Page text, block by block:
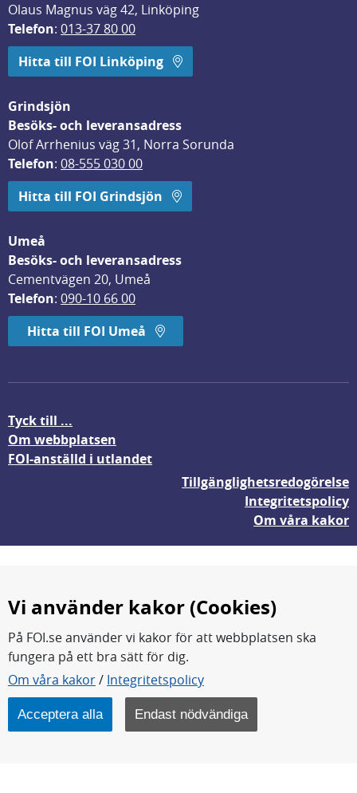
Olaus Magnus väg 42, Linköping
Telefon: 013-37 80 00
Hitta till FOI Linköping
Grindsjön
Besöks- och leveransadress
Olof Arrhenius väg 31, Norra Sorunda
Telefon: 08-555 030 00
Hitta till FOI Grindsjön
Umeå
Besöks- och leveransadress
Cementvägen 20, Umeå
Telefon: 090-10 66 00
Hitta till FOI Umeå
Tyck till ...
Om webbplatsen
FOI-anställd i utlandet
Tillgänglighetsredogörelse
Integritetspolicy
Om våra kakor
FOI forskar för en säkrare värld.
FOI:s kärnverksamhet är forskning, metod- och
teknikutveckling samt analyser och studier.
Myndigheten ligger under Försvarsdepartementet.
Vi använder kakor (Cookies)
På FOI.se använder vi kakor för att webbplatsen ska
fungera på ett bra sätt för dig.
Om våra kakor/ Integritetspolicy
Acceptera alla Endast nödvändiga